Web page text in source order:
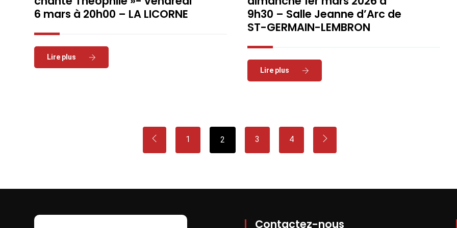
6 mars à 20h00 – LA LICORNE
Read More
9h30 – Salle Jeanne d’Arc de
ST-GERMAIN-LEMBRON
Read More
1 2 3 4
Contactez-nous